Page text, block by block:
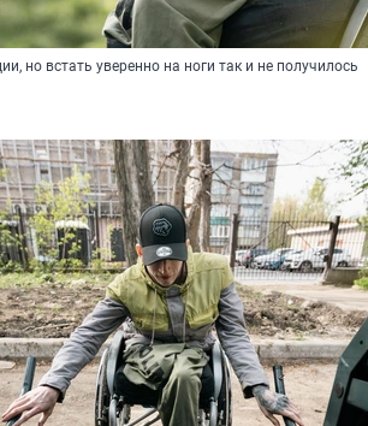
но встать уверенно на ноги так и не получилось